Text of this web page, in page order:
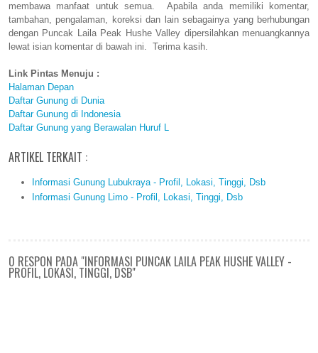
membawa manfaat untuk semua. Apabila anda memiliki komentar,
tambahan, pengalaman, koreksi dan lain sebagainya yang berhubungan
dengan Puncak Laila Peak Hushe Valley dipersilahkan menuangkannya
lewat isian komentar di bawah ini. Terima kasih.
Link Pintas Menuju :
Halaman Depan
Daftar Gunung di Dunia
Daftar Gunung di Indonesia
Daftar Gunung yang Berawalan Huruf L
ARTIKEL TERKAIT :
Informasi Gunung Lubukraya - Profil, Lokasi, Tinggi, Dsb
Informasi Gunung Limo - Profil, Lokasi, Tinggi, Dsb
0 RESPON PADA "INFORMASI PUNCAK LAILA PEAK HUSHE VALLEY -
PROFIL, LOKASI, TINGGI, DSB"